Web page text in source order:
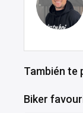
Variant:
SKU:
suele
También te
Biker